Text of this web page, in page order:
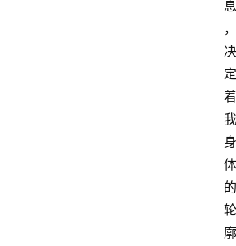
息
，
决
定
着
我
身
体
的
轮
廓